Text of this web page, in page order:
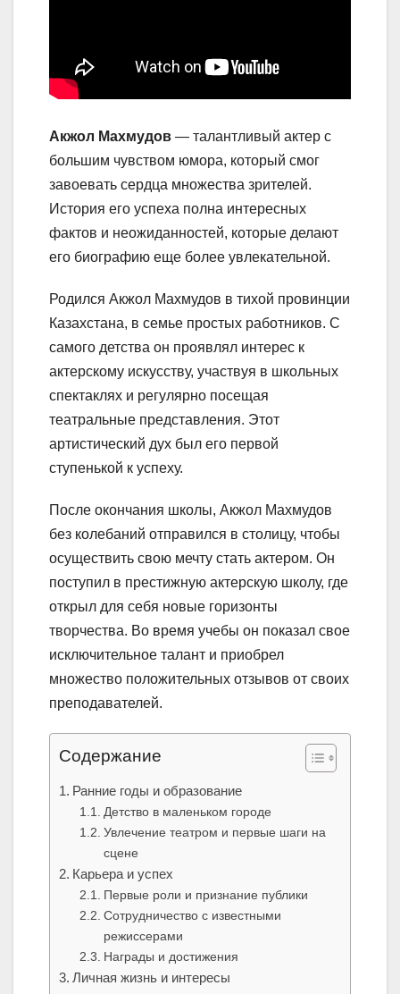
Акжол Махмудов — талантливый актер с
большим чувством юмора, который смог
завоевать сердца множества зрителей.
История его успеха полна интересных
фактов и неожиданностей, которые делают
его биографию еще более увлекательной.
Родился Акжол Махмудов в тихой провинции
Казахстана, в семье простых работников. С
самого детства он проявлял интерес к
актерскому искусству, участвуя в школьных
спектаклях и регулярно посещая
театральные представления. Этот
артистический дух был его первой
ступенькой к успеху.
После окончания школы, Акжол Махмудов
без колебаний отправился в столицу, чтобы
осуществить свою мечту стать актером. Он
поступил в престижную актерскую школу, где
открыл для себя новые горизонты
творчества. Во время учебы он показал свое
исключительное талант и приобрел
множество положительных отзывов от своих
преподавателей.
Содержание
Ранние годы и образование
Детство в маленьком городе
Увлечение театром и первые шаги на
сцене
Карьера и успех
Первые роли и признание публики
Сотрудничество с известными
режиссерами
Награды и достижения
Личная жизнь и интересы